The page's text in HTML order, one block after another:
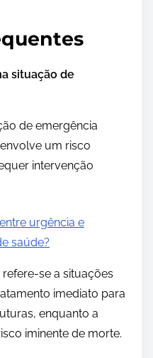
situação de
de emergência
um risco
intervenção
urgência e
saúde?
se a situações
imediato para
enquanto a
iminente de morte.